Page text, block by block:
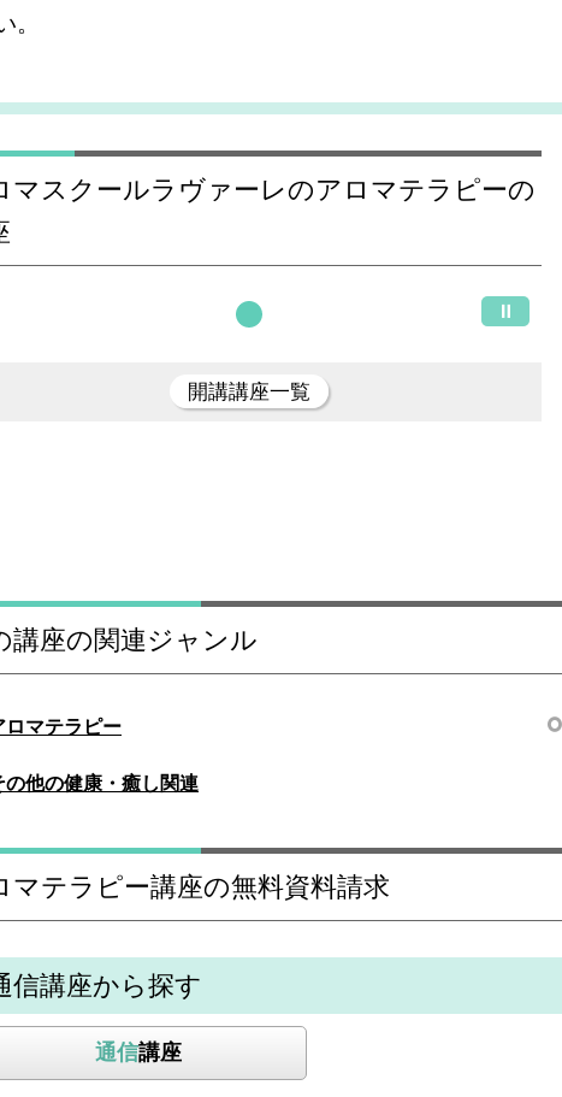
。
開講講座一覧
の講座の関連ジャンル
ロマテラピー
の他の健康・癒し関連
ロマテラピー講座の無料資料請求
信講座から探す
通信講座